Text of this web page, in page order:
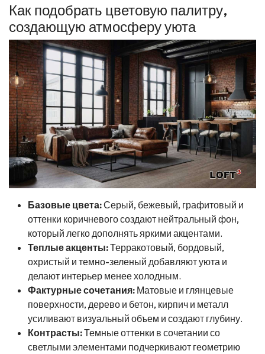
Как подобрать цветовую палитру,
создающую атмосферу уюта
Базовые цвета:Серый, бежевый, графитовый и
оттенки коричневого создают нейтральный фон,
который легко дополнять яркими акцентами.
Теплые акценты:Терракотовый, бордовый,
охристый и темно-зеленый добавляют уюта и
делают интерьер менее холодным.
Фактурные сочетания: Матовые и глянцевые
поверхности, дерево и бетон, кирпич и металл
усиливают визуальный объем и создают глубину.
Контрасты:Темные оттенки в сочетании со
светлыми элементами подчеркивают геометрию